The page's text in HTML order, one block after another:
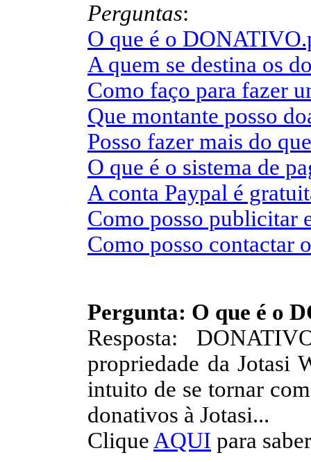
Perguntas:
O que é o
A quem se destina os
Como faço para fazer
Que montante posso
Posso fazer mais do
O que é o sistema de
A conta Paypal é
Como posso publicitar
Como posso contactar
Pergunta: O que é o
Resposta:
propriedade da Jotasi
intuito de se tornar
donativos à Jotasi...
Clique AQUI para